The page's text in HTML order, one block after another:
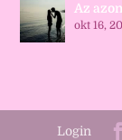
Az
okt 16,
Login